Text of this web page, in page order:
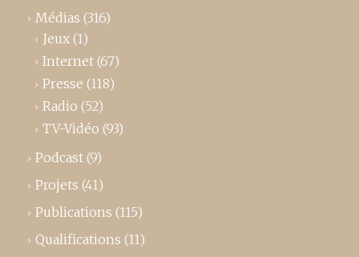
Médias (316)
Jeux (1)
Internet (67)
Presse (118)
Radio (52)
TV-Vidéo (93)
Podcast (9)
Projets (41)
Publications (115)
Qualifications (11)